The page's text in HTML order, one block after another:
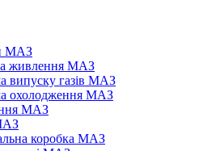
МАЗ
живлення МАЗ
випуску газів МАЗ
охолодження МАЗ
МАЗ
коробка МАЗ